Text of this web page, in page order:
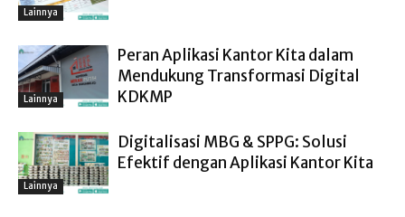
Lainnya
Lainnya
Peran Aplikasi Kantor Kita dalam
Mendukung Transformasi Digital
KDKMP
Lainnya
Digitalisasi MBG & SPPG: Solusi
Efektif dengan Aplikasi Kantor Kita